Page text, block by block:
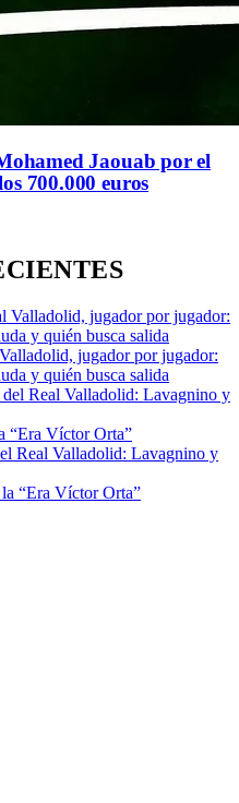
Jaouab por el
700.000 euros
Valladolid, jugador por jugador:
y quién busca salida
jugador por jugador:
y quién busca salida
del Real Valladolid: Lavagnino y
“Era Víctor Orta”
Real Valladolid: Lavagnino y
“Era Víctor Orta”